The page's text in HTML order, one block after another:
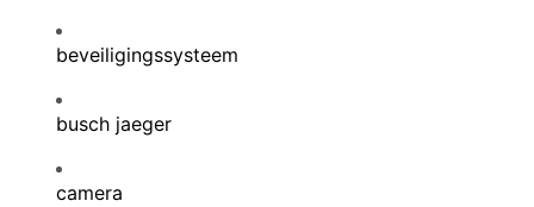
beveiligingssysteem
busch jaeger
camera